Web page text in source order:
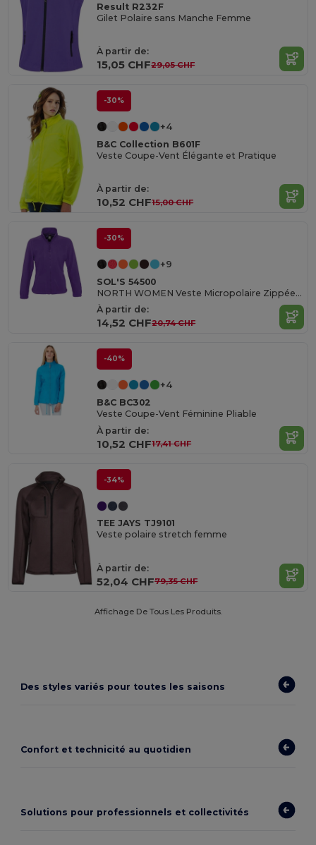
Result R232F
Gilet Polaire sans Manche Femme
À partir de:
15,05 CHF29,05 CHF
-30%
+4
B&C Collection B601F
Veste Coupe-Vent Élégante et Pratique
À partir de:
10,52 CHF15,00 CHF
-30%
+9
SOL'S 54500
NORTH WOMEN Veste Micropolaire Zippée Femme
À partir de:
14,52 CHF20,74 CHF
-40%
+4
B&C BC302
Veste Coupe-Vent Féminine Pliable
À partir de:
10,52 CHF17,41 CHF
-34%
TEE JAYS TJ9101
Veste polaire stretch femme
À partir de:
52,04 CHF79,35 CHF
Affichage De Tous Les Produits.
Des styles variés pour toutes les saisons
Confort et technicité au quotidien
Solutions pour professionnels et collectivités